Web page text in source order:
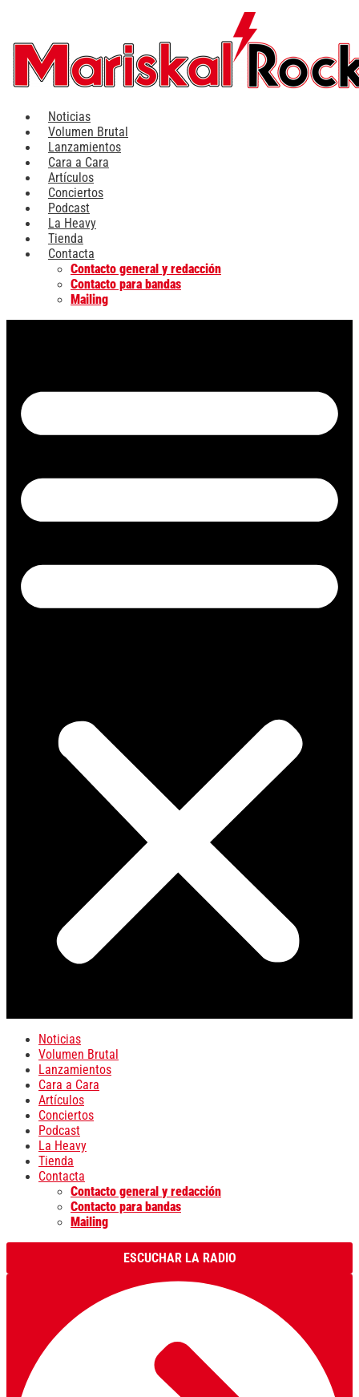
contenido
Noticias
Volumen Brutal
Lanzamientos
Cara a Cara
Artículos
Conciertos
Podcast
La Heavy
Tienda
Contacta
Contacto general y redacción
Contacto para bandas
Mailing
Noticias
Volumen Brutal
Lanzamientos
Cara a Cara
Artículos
Conciertos
Podcast
La Heavy
Tienda
Contacta
Contacto general y redacción
Contacto para bandas
Mailing
ESCUCHAR LA RADIO